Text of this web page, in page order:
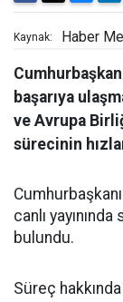
Kaynak: Haber
başarıya
ve Avrupa
sürecinin
canlı
bulundu.
Süreç